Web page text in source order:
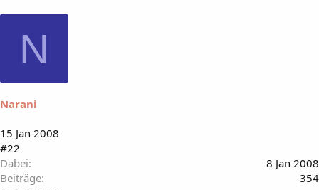
N
Narani
15 Jan 2008
#22
Dabei
8 Jan 2008
Beiträge
354